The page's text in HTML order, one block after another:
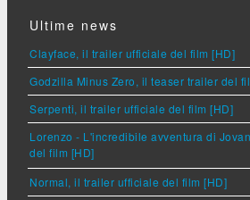
Ultime news
Clayface, il trailer ufficiale del film [HD]
Godzilla Minus Zero, il teaser trailer del
Serpenti, il trailer ufficiale del film [HD]
Lorenzo - L'incredibile avventura di
del film [HD]
Normal, il trailer ufficiale del film [HD]